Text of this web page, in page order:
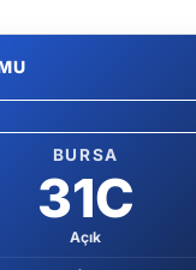
BURSA
31C
Açık